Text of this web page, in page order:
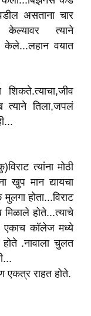
असताना चार
केल्यावर त्याने
केले...लहान वयात
त्याने तिला,जपलं
त्यांना मोठी
खुप मान द्यायचा
होता...विराट
होते...त्याचे
एकाच कॉलेज मध्ये
.नावाला चुलत
राहत होते.